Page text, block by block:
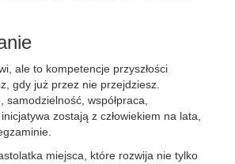
ale to kompetencje przyszłości
gdy już przez nie przejdziesz.
samodzielność, współpraca,
zostają z człowiekiem na lata,
miejsca, które rozwija nie tylko